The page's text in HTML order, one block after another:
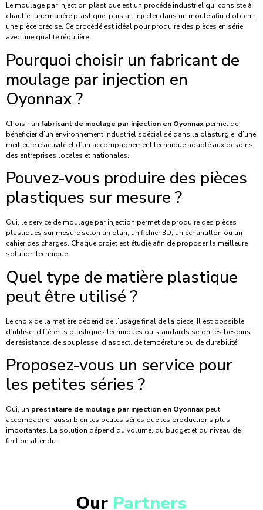
Le moulage par injection plastique est un procédé industriel qui consiste à
chauffer une matière plastique, puis à l’injecter dans un moule afin d’obtenir
une pièce précise. Ce procédé est idéal pour produire des pièces en série
avec une qualité régulière.
Pourquoi choisir un fabricant de
moulage par injection en
Oyonnax ?
Choisir unfabricant de moulage par injection en Oyonnax permet de
bénéficier d’un environnement industriel spécialisé dans la plasturgie, d’une
meilleure réactivité et d’un accompagnement technique adapté aux besoins
des entreprises locales et nationales.
Pouvez-vous produire des pièces
plastiques sur mesure ?
Oui, le service de moulage par injection permet de produire des pièces
plastiques sur mesure selon un plan, un fichier 3D, un échantillon ou un
cahier des charges. Chaque projet est étudié afin de proposer la meilleure
solution technique.
Quel type de matière plastique
peut être utilisé ?
Le choix de la matière dépend de l’usage final de la pièce. Il est possible
d’utiliser différents plastiques techniques ou standards selon les besoins
de résistance, de souplesse, d’aspect, de température ou de durabilité.
Proposez-vous un service pour
les petites séries ?
Oui, un prestataire de moulage par injection en Oyonnax peut
accompagner aussi bien les petites séries que les productions plus
importantes. La solution dépend du volume, du budget et du niveau de
finition attendu.
Our Partners